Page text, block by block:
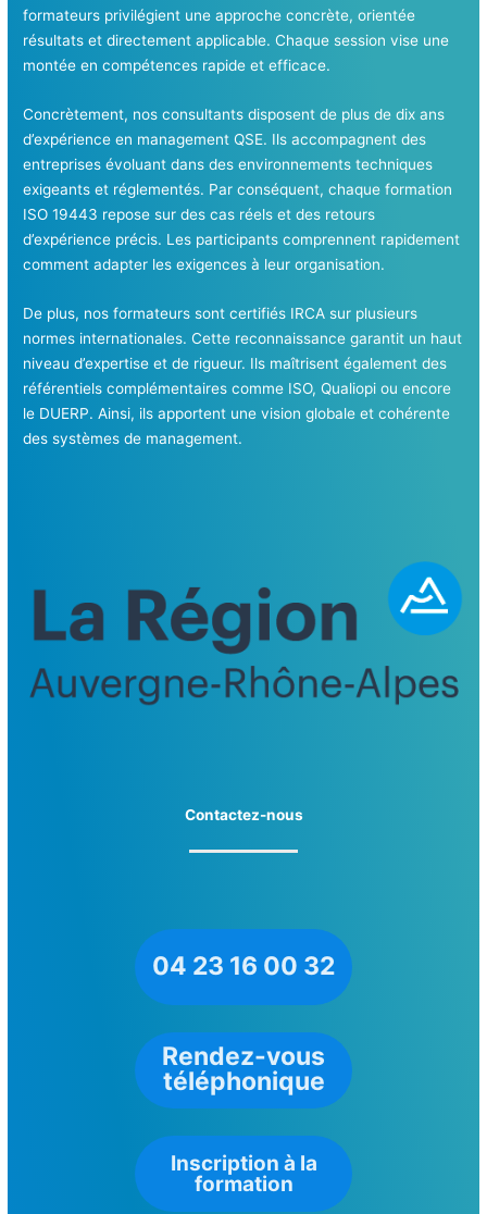
formateurs privilégient une approche concrète, orientée
résultats et directement applicable. Chaque session vise une
montée en compétences rapide et efficace.
Concrètement, nos consultants disposent de plus de dix ans
d’expérience en management QSE. Ils accompagnent des
entreprises évoluant dans des environnements techniques
exigeants et réglementés. Par conséquent, chaque formation
ISO 19443 repose sur des cas réels et des retours
d’expérience précis. Les participants comprennent rapidement
comment adapter les exigences à leur organisation.
De plus, nos formateurs sont certifiés IRCA sur plusieurs
normes internationales. Cette reconnaissance garantit un haut
niveau d’expertise et de rigueur. Ils maîtrisent également des
référentiels complémentaires comme ISO, Qualiopi ou encore
le DUERP. Ainsi, ils apportent une vision globale et cohérente
des systèmes de management.
Contactez-nous
04 23 16 00 32
Rendez-vous
téléphonique
Inscription à la
formation